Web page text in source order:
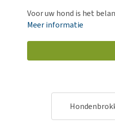
Biologisch hondenvoer
Bench
Voor uw hond is het
Meer informatie